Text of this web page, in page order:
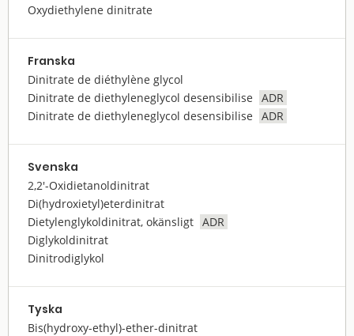
Oxydiethylene dinitrate
Franska
Dinitrate de diéthylène glycol
Dinitrate de diethyleneglycol desensibilise
ADR
Dinitrate de diethyleneglycol desensibilise
ADR
Svenska
2,2'-Oxidietanoldinitrat
Di(hydroxietyl)eterdinitrat
Dietylenglykoldinitrat, okänsligt ADR
Diglykoldinitrat
Dinitrodiglykol
Tyska
Bis(hydroxy-ethyl)-ether-dinitrat